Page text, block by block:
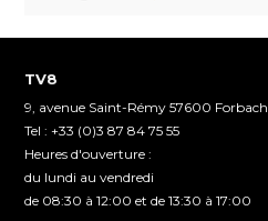
TV8
9, avenue Saint-Rémy 57600 Forbach
Tel : +33 (0)3 87 84 75 55
Heures d'ouverture :
du lundi au vendredi
de 08:30 à 12:00 et de 13:30 à 17:00